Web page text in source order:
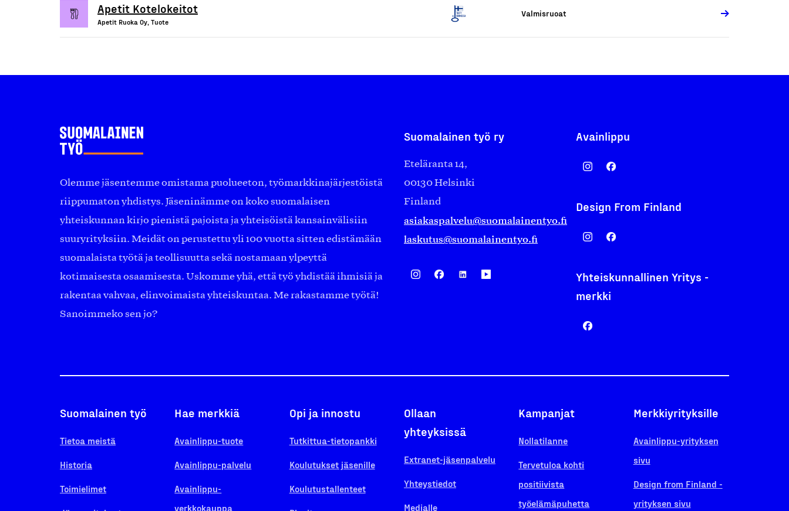
Apetit Kotelokeitot
Apetit Ruoka Oy, Tuote
Valmisruoat
Olemme jäsentemme omistama puolueeton, työmarkkinajärjestöistä
riippumaton yhdistys. Jäseninämme on koko suomalaisen
yhteiskunnan kirjo pienistä pajoista ja yhteisöistä kansainvälisiin
suuryrityksiin. Meidät on perustettu yli 100 vuotta sitten edistämään
suomalaista työtä ja teollisuutta sekä nostamaan ylpeyttä
kotimaisesta osaamisesta. Uskomme yhä, että työ yhdistää ihmisiä ja
rakentaa vahvaa, elinvoimaista yhteiskuntaa. Me rakastamme työtä!
Sanoimmeko sen jo?
Suomalainen työ ry
Eteläranta 14,
00130 Helsinki
Finland
asiakaspalvelu@suomalainentyo.fi
laskutus@suomalainentyo.fi
Avainlippu
Design From Finland
Yhteiskunnallinen Yritys -
merkki
Suomalainen työ
Tietoa meistä
Historia
Toimielimet
Hae merkkiä
Avainlippu-tuote
Avainlippu-palvelu
Avainlippu-
verkkokauppa
Opi ja innostu
Tutkittua-tietopankki
Koulutukset jäsenille
Koulutustallenteet
Ollaan
yhteyksissä
Extranet-jäsenpalvelu
Yhteystiedot
Medialle
Kampanjat
Nollatilanne
Tervetuloa kohti
positiivista
työelämäpuhetta
Merkkiyrityksille
Avainlippu-yrityksen
sivu
Design from Finland -
yrityksen sivu